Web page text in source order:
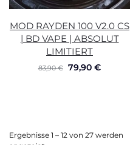
MOD RAYDEN 100 V2.0 CS
| BD VAPE | ABSOLUT
LIMITIERT
83,90€ 79,90€
Ergebnisse 1 – 12 von 27 werden